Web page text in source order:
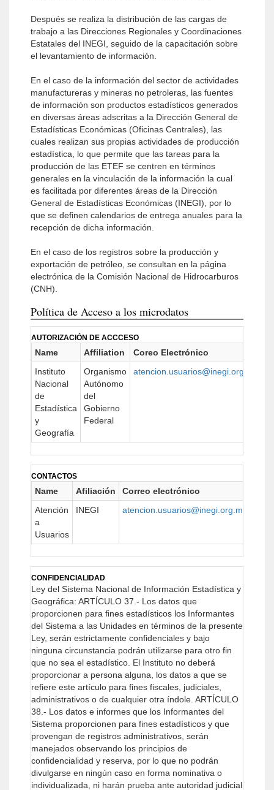
Después se realiza la distribución de las cargas de
trabajo a las Direcciones Regionales y Coordinaciones
Estatales del INEGI, seguido de la capacitación sobre
el levantamiento de información.
En el caso de la información del sector de actividades
manufactureras y mineras no petroleras, las fuentes
de información son productos estadísticos generados
en diversas áreas adscritas a la Dirección General de
Estadísticas Económicas (Oficinas Centrales), las
cuales realizan sus propias actividades de producción
estadística, lo que permite que las tareas para la
producción de las ETEF se centren en términos
generales en la vinculación de la información la cual
es facilitada por diferentes áreas de la Dirección
General de Estadísticas Económicas (INEGI), por lo
que se definen calendarios de entrega anuales para la
recepción de dicha información.
En el caso de los registros sobre la producción y
exportación de petróleo, se consultan en la página
electrónica de la Comisión Nacional de Hidrocarburos
(CNH).
Política de Acceso a los microdatos
AUTORIZACIÓN DE ACCCESO
Name Affiliation Coreo Electrónico
Instituto
Nacional
de
Estadística
y
Geografía
Organismo
Autónomo
del
Gobierno
Federal
atencion.usuarios@inegi.org.mx
CONTACTOS
Name Afiliación Correo electrónico
Atención
a
Usuarios
INEGI atencion.usuarios@inegi.org.mx
CONFIDENCIALIDAD
Ley del Sistema Nacional de Información Estadística y
Geográfica: ARTÍCULO 37.- Los datos que
proporcionen para fines estadísticos los Informantes
del Sistema a las Unidades en términos de la presente
Ley, serán estrictamente confidenciales y bajo
ninguna circunstancia podrán utilizarse para otro fin
que no sea el estadístico. El Instituto no deberá
proporcionar a persona alguna, los datos a que se
refiere este artículo para fines fiscales, judiciales,
administrativos o de cualquier otra índole. ARTÍCULO
38.- Los datos e informes que los Informantes del
Sistema proporcionen para fines estadísticos y que
provengan de registros administrativos, serán
manejados observando los principios de
confidencialidad y reserva, por lo que no podrán
divulgarse en ningún caso en forma nominativa o
individualizada, ni harán prueba ante autoridad judicial